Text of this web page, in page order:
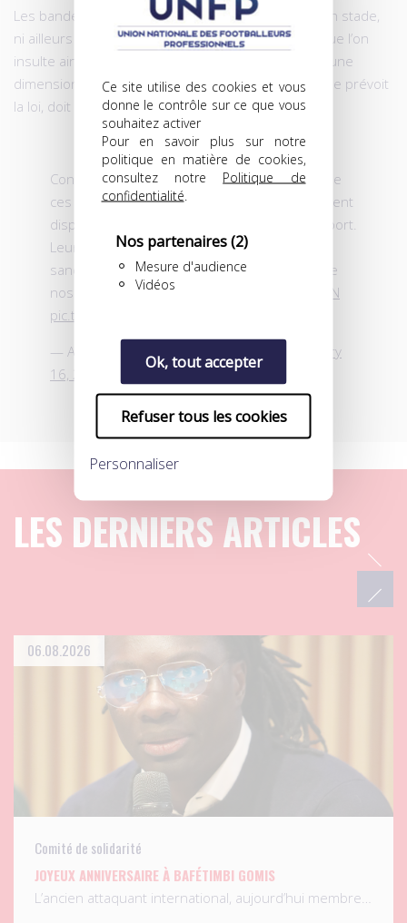
Ce site utilise des cookies et vous
donne le contrôle sur ce que vous
souhaitez activer
Pour en savoir plus sur notre
politique en matière de cookies,
consultez notre Politique de
confidentialité
Nos partenaires(2)
Mesure d'audience
Vidéos
Ok, tout accepter
Refuser tous les cookies
Personnaliser
Les banderoles brandies n’ont leur place ni dans un stade,
ni ailleurs au demeurant. Rien ne saurait justifier que l’on
insulte ainsi des joueurs, en y ajoutant de surcroît une
dimension homophobe, ignominieuse, qui, comme le prévoit
la loi, doit être punie.
Condamnation la plus ferme de ces images, de
ces mots, de ces actes homophobes qui doivent
disparaître des enceintes du football et du sport.
Leurs auteurs doivent être identifiés,
sanctionnés et tenus durablement à l’écart de
nos stades.
@RomeIsabelle
#MHSCFCN
pic.twitter.com/t01baWROLM
— Amélie Oudéa-Castéra (@AOC1978)
January
16, 2023
LES DERNIERS ARTICLES
06.08.2026
Comité de solidarité
JOYEUX ANNIVERSAIRE À BAFÉTIMBI GOMIS
L’ancien attaquant international, aujourd’hui membre…